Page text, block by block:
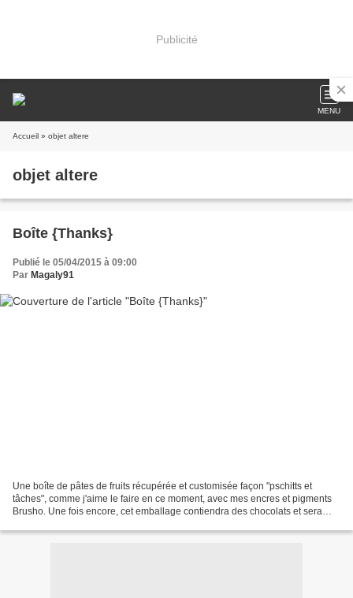
Publicité
MENU
Accueil » objet altere
objet altere
Boîte {Thanks}
Publié le 05/04/2015 à 09:00
Par Magaly91
Une boîte de pâtes de fruits récupérée et customisée façon "pschitts et
tâches", comme j'aime le faire en ce moment, avec mes encres et pigments
Brusho. Une fois encore, cet emballage contiendra des chocolats et sera